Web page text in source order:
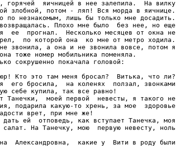
горячей  яичницей в нее залепила.  На вилку
злобной, потом - ляп! Вся морда в яичнице.
по незнакомым, лишь бы только мне досадить.
Плохо мне было  без нее, но еще
ее  прогнал.  Несколько месяцев от окна не
по которой она  ко мне от метро ходила.
звонила, а она и не звонила вовсе, потом я
тоже номер мобильника поменяла.
сокрушенно покачала головой:
Кто это там меня бросал?  Витька, что ли?
его бросила,  на коленях  ползал, звонками
себе купила, так все равно!
Танечки,  моей первой  невесты, я такого не
подарила какую-то хрень, за мое  здоровье
врет, при мне же!
ей  отповедь, как вступает Танечка, моя
На Танечку, мою  первую невесту, ноль
Александровна,  какие у  Вити в роду были